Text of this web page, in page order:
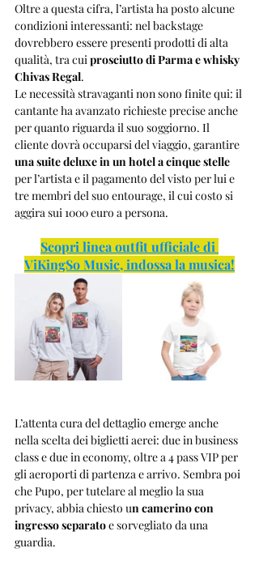
Oltre a questa cifra, l’artista ha posto alcune
condizioni interessanti: nel backstage
dovrebbero essere presenti prodotti di alta
qualità, tra cui prosciutto di Parma e whisky
Chivas Regal.
Le necessità stravaganti non sono finite qui: il
cantante ha avanzato richieste precise anche
per quanto riguarda il suo soggiorno. Il
cliente dovrà occuparsi del viaggio, garantire
una suite deluxe in un hotel a cinque stelle
per l’artista e il pagamento del visto per lui e
tre membri del suo entourage, il cui costo si
aggira sui 1000 euro a persona.
Scopri linea outfit ufficiale di
ViKingSo Music, indossa la musica!
L’attenta cura del dettaglio emerge anche
nella scelta dei biglietti aerei: due in business
class e due in economy, oltre a 4 pass VIP per
gli aeroporti di partenza e arrivo. Sembra poi
che Pupo, per tutelare al meglio la sua
privacy, abbia chiesto un camerino con
ingresso separato e sorvegliato da una
guardia.